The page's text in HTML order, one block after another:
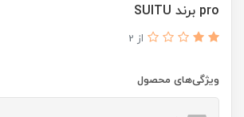
pro برند SUITU
از 2
ویژگی‌های محصول